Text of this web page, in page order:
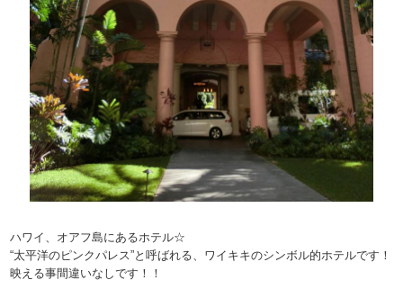
ハワイ、オアフ島にあるホテル☆
“太平洋のピンクパレス”と呼ばれる、ワイキキのシンボル的ホテルです！
映える事間違いなしです！！